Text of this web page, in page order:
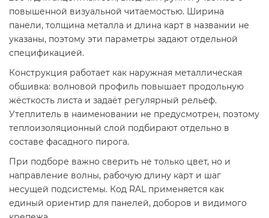
повышенной визуальной читаемостью. Ширина
панели, толщина металла и длина карт в названии не
указаны, поэтому эти параметры задают отдельной
спецификацией.
Конструкция работает как наружная металлическая
обшивка: волновой профиль повышает продольную
жёсткость листа и задаёт регулярный рельеф.
Утеплитель в наименовании не предусмотрен, поэтому
теплоизоляционный слой подбирают отдельно в
составе фасадного пирога.
При подборе важно сверить не только цвет, но и
направление волны, рабочую длину карт и шаг
несущей подсистемы. Код RAL применяется как
единый ориентир для панелей, доборов и видимого